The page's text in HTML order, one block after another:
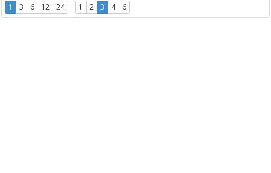
1 3 6 12 24 1 2 3 4 6